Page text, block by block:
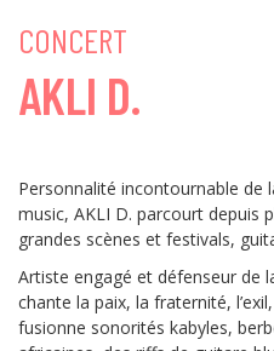
CONCERT
AKLI D.
Personnalité incontournable de
music, AKLI D. parcourt depuis
grandes scènes et festivals,
Artiste engagé et défenseur de
chante la paix, la fraternité,
fusionne sonorités kabyles,